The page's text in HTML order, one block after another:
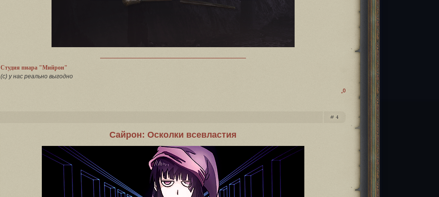
Студия пиара "Мийрон"
(с) у нас реально выгодно
0
4
Сайрон: Осколки всевластия